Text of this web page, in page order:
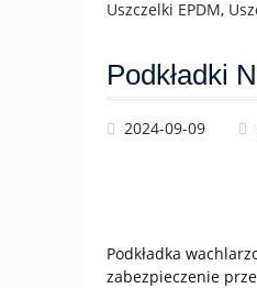
Uszczelki EPDM,
Podkładki
2024-09-09
Podkładka
zabezpieczenie